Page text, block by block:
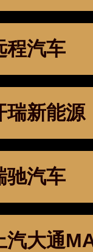
程汽车
瑞新能源
驰汽车
汽大通